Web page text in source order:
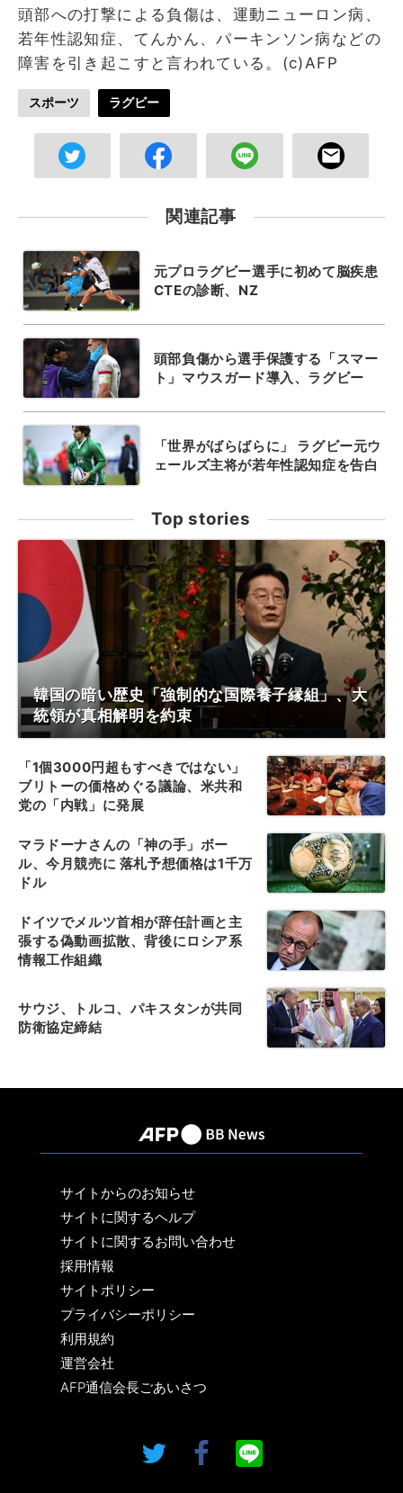
頭部への打撃による負傷は、運動ニューロン病、
若年性認知症、てんかん、パーキンソン病などの
障害を引き起こすと言われている。(c)AFP
スポーツ ラグビー
関連記事
元プロラグビー選手に初めて脳疾患
CTEの診断、NZ
頭部負傷から選手保護する「スマー
ト」マウスガード導入、ラグビー
「世界がばらばらに」 ラグビー元ウ
ェールズ主将が若年性認知症を告白
Top stories
韓国の暗い歴史「強制的な国際養子縁組」、大
統領が真相解明を約束
「1個3000円超もすべきではない」
ブリトーの価格めぐる議論、米共和
党の「内戦」に発展
マラドーナさんの「神の手」ボー
ル、今月競売に 落札予想価格は1千万
ドル
ドイツでメルツ首相が辞任計画と主
張する偽動画拡散、背後にロシア系
情報工作組織
サウジ、トルコ、パキスタンが共同
防衛協定締結
サイトからのお知らせ
サイトに関するヘルプ
サイトに関するお問い合わせ
採用情報
サイトポリシー
プライバシーポリシー
利用規約
運営会社
AFP通信会長ごあいさつ